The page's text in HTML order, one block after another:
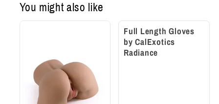
You might also like
Full Length Gloves
by CalExotics
Radiance